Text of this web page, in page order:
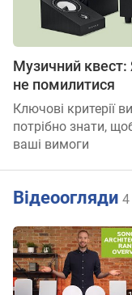
Музичний квест:
не помилитися
Ключові критерії
потрібно знати,
ваші вимоги
Відеоогляди 4